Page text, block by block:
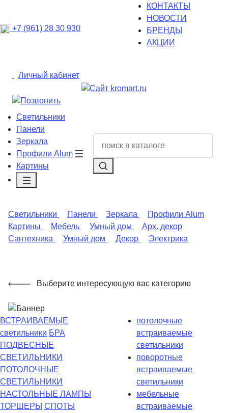
+7 (961) 28 30 930
КОНТАКТЫ
НОВОСТИ
БРЕНДЫ
АКЦИИ
Личный кабинет
Светильники
Панели
Зеркала
Профили Alum
Картины
Светильники Панели Зеркала
Профили Alum
Картины
Мебель Умный дом
Арх. декор
Сантехника
Умный дом Декор Электрика
Выберите интересующую вас категорию
ВСТРАИВАЕМЫЕ
светильники БРА
ПОДВЕСНЫЕ
СВЕТИЛЬНИКИ
ПОТОЛОЧНЫЕ
СВЕТИЛЬНИКИ
НАСТОЛЬНЫЕ ЛАМПЫ
ТОРШЕРЫ СПОТЫ
потолочные
встраиваемые
светильники
поворотные
встраиваемые
светильники
мебельные
встраиваемые